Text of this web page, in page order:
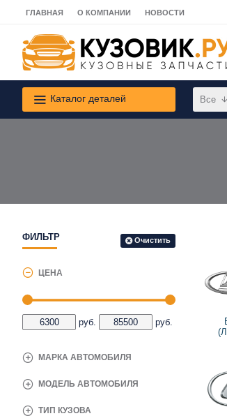
ГЛАВНАЯ О КОМПАНИИ НОВОСТИ
Каталог деталей Все
ФИЛЬТР Очистить
ЦЕНА
руб. руб.
МАРКА АВТОМОБИЛЯ
МОДЕЛЬ АВТОМОБИЛЯ
ТИП КУЗОВА